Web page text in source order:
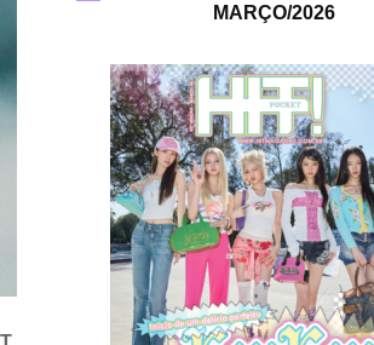
HIT!Vem aí
Panfletando
MARÇO/2026